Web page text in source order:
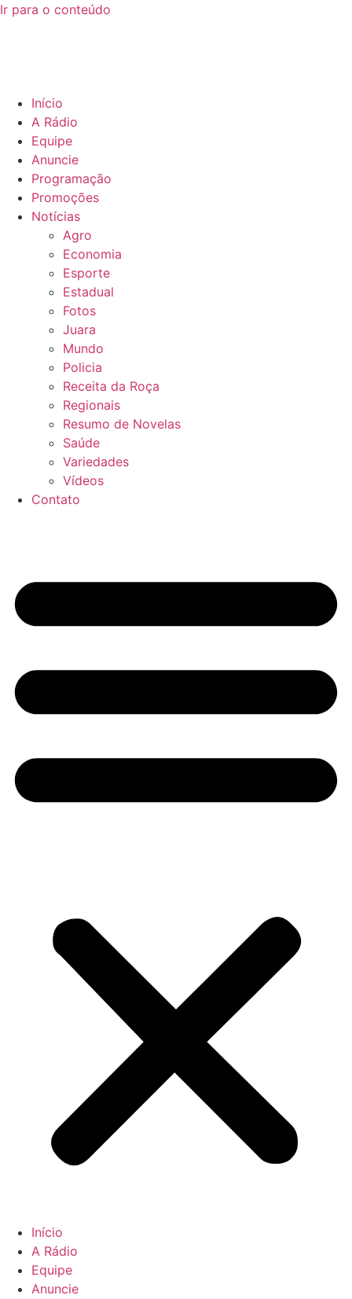
Ir para o conteúdo
Início
A Rádio
Equipe
Anuncie
Programação
Promoções
Notícias
Agro
Economia
Esporte
Estadual
Fotos
Juara
Mundo
Policia
Receita da Roça
Regionais
Resumo de Novelas
Saúde
Variedades
Vídeos
Contato
Início
A Rádio
Equipe
Anuncie